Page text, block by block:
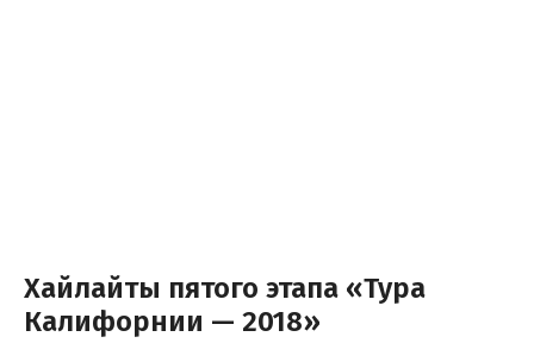
Хайлайты пятого этапа «Тура
Калифорнии — 2018»